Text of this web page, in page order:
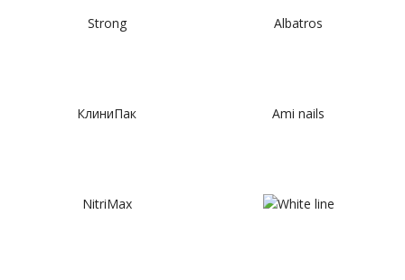
Strong Albatros
КлиниПак Ami nails
NitriMax